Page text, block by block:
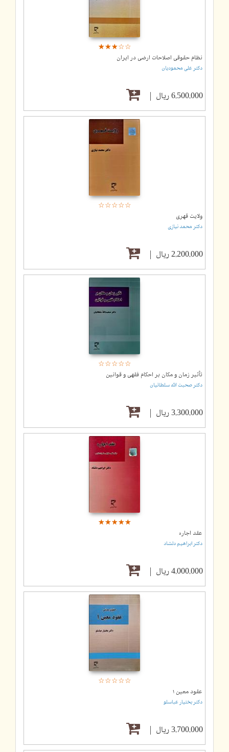
☆☆☆☆☆
★★★★★
نظام حقوقی اصلاحات ارضی در ایران
دکتر علی محمودیان
6,500,000 ریال
☆☆☆☆☆
★★★★★
ولایت قهری
دکتر محمد نیازی
2,200,000 ریال
☆☆☆☆☆
★★★★★
تأثیر زمان و مکان بر احکام فقهی و قوانین
دکتر صحبت الله سلطانیان
3,300,000 ریال
☆☆☆☆☆
★★★★★
عقد اجاره
دکتر ابراهیم دلشاد
4,000,000 ریال
☆☆☆☆☆
★★★★★
عقود معین ۱
دکتر بختیار عباسلو
3,700,000 ریال